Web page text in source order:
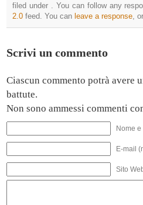
filed under . You can follow any
2.0 feed. You can leave a response ,
Scrivi un commento
Ciascun commento potrà avere
battute.
Non sono ammessi commenti
Nome
E-mail
Sito